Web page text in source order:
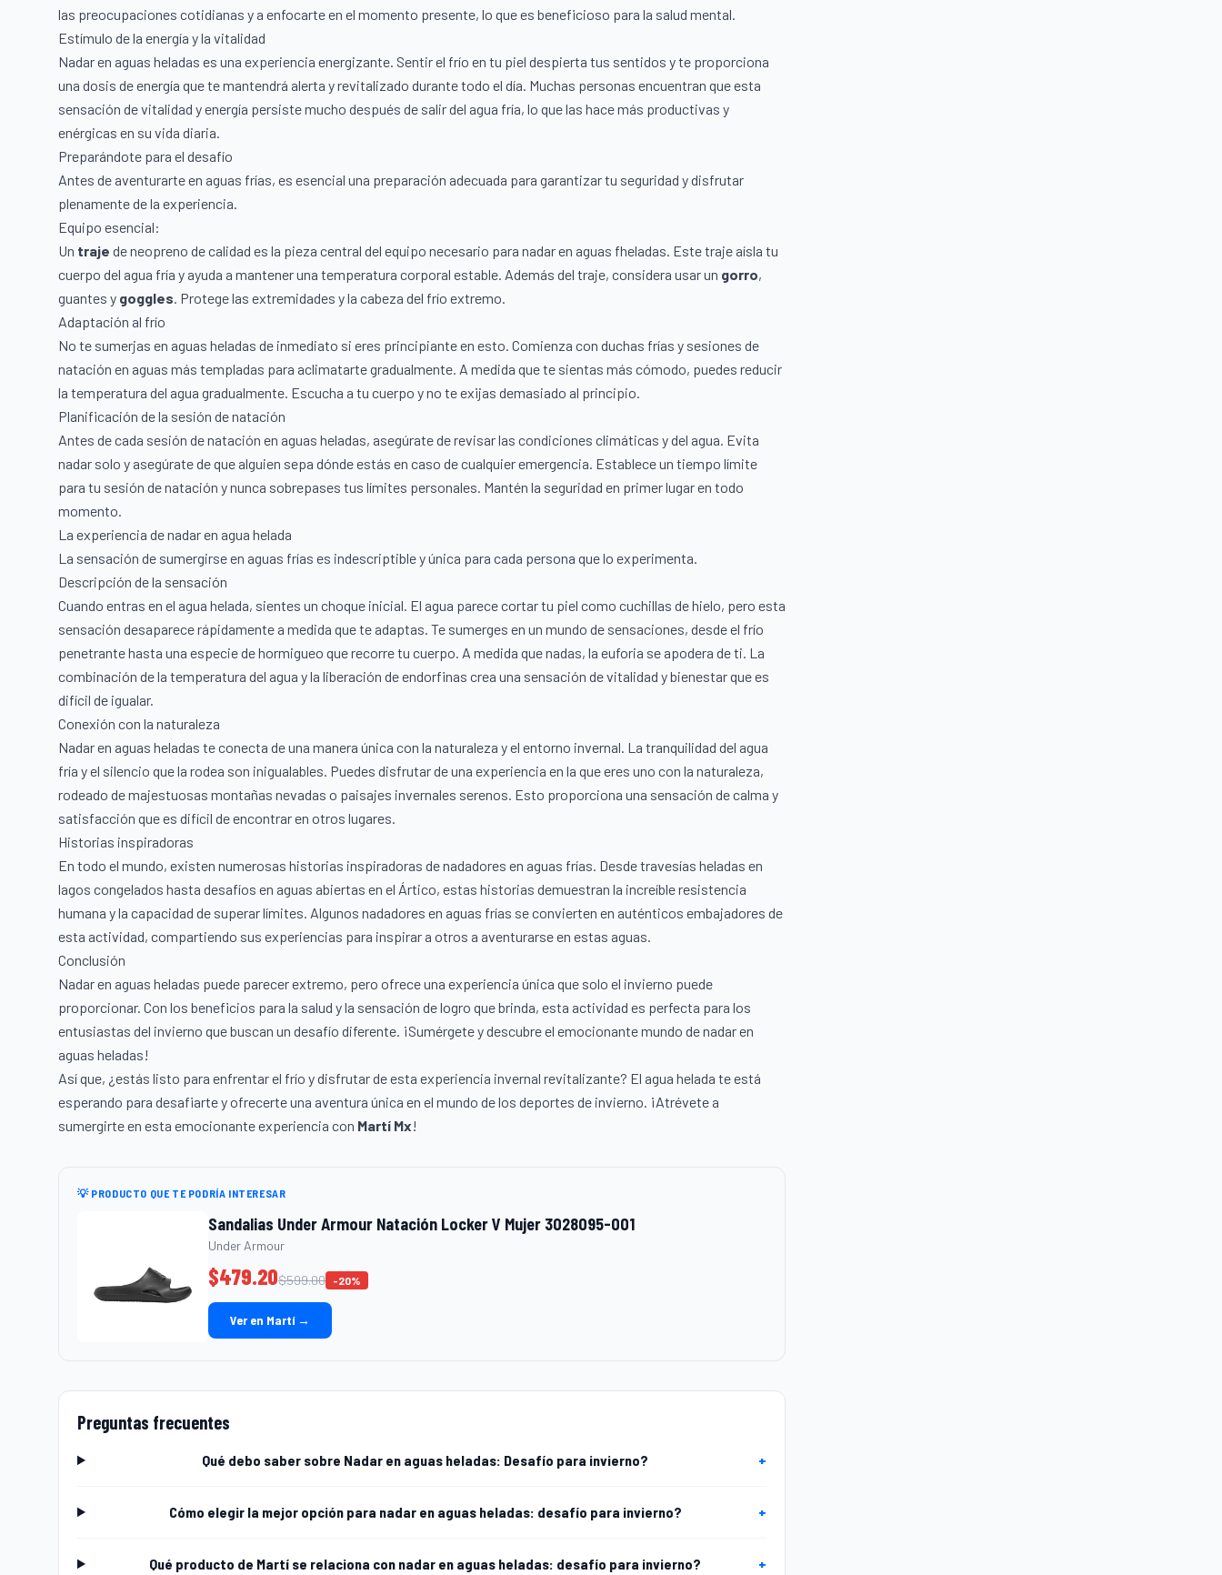
las preocupaciones cotidianas y a enfocarte en el momento presente, lo que es beneficioso para la salud mental.
Estímulo de la energía y la vitalidad
Nadar en aguas heladas es una experiencia energizante. Sentir el frío en tu piel despierta tus sentidos y te proporciona
una dosis de energía que te mantendrá alerta y revitalizado durante todo el día. Muchas personas encuentran que esta
sensación de vitalidad y energía persiste mucho después de salir del agua fría, lo que las hace más productivas y
enérgicas en su vida diaria.
Preparándote para el desafío
Antes de aventurarte en aguas frías, es esencial una preparación adecuada para garantizar tu seguridad y disfrutar
plenamente de la experiencia.
Equipo esencial:
Un traje de neopreno de calidad es la pieza central del equipo necesario para nadar en aguas fheladas. Este traje aísla tu
cuerpo del agua fría y ayuda a mantener una temperatura corporal estable. Además del traje, considera usar un gorro,
guantes y goggles. Protege las extremidades y la cabeza del frío extremo.
Adaptación al frío
No te sumerjas en aguas heladas de inmediato si eres principiante en esto. Comienza con duchas frías y sesiones de
natación en aguas más templadas para aclimatarte gradualmente. A medida que te sientas más cómodo, puedes reducir
la temperatura del agua gradualmente. Escucha a tu cuerpo y no te exijas demasiado al principio.
Planificación de la sesión de natación
Antes de cada sesión de natación en aguas heladas, asegúrate de revisar las condiciones climáticas y del agua. Evita
nadar solo y asegúrate de que alguien sepa dónde estás en caso de cualquier emergencia. Establece un tiempo límite
para tu sesión de natación y nunca sobrepases tus límites personales. Mantén la seguridad en primer lugar en todo
momento.
La experiencia de nadar en agua helada
La sensación de sumergirse en aguas frías es indescriptible y única para cada persona que lo experimenta.
Descripción de la sensación
Cuando entras en el agua helada, sientes un choque inicial. El agua parece cortar tu piel como cuchillas de hielo, pero esta
sensación desaparece rápidamente a medida que te adaptas. Te sumerges en un mundo de sensaciones, desde el frío
penetrante hasta una especie de hormigueo que recorre tu cuerpo. A medida que nadas, la euforia se apodera de ti. La
combinación de la temperatura del agua y la liberación de endorfinas crea una sensación de vitalidad y bienestar que es
difícil de igualar.
Conexión con la naturaleza
Nadar en aguas heladas te conecta de una manera única con la naturaleza y el entorno invernal. La tranquilidad del agua
fría y el silencio que la rodea son inigualables. Puedes disfrutar de una experiencia en la que eres uno con la naturaleza,
rodeado de majestuosas montañas nevadas o paisajes invernales serenos. Esto proporciona una sensación de calma y
satisfacción que es difícil de encontrar en otros lugares.
Historias inspiradoras
En todo el mundo, existen numerosas historias inspiradoras de nadadores en aguas frías. Desde travesías heladas en
lagos congelados hasta desafíos en aguas abiertas en el Ártico, estas historias demuestran la increíble resistencia
humana y la capacidad de superar límites. Algunos nadadores en aguas frías se convierten en auténticos embajadores de
esta actividad, compartiendo sus experiencias para inspirar a otros a aventurarse en estas aguas.
Conclusión
Nadar en aguas heladas puede parecer extremo, pero ofrece una experiencia única que solo el invierno puede
proporcionar. Con los beneficios para la salud y la sensación de logro que brinda, esta actividad es perfecta para los
entusiastas del invierno que buscan un desafío diferente. ¡Sumérgete y descubre el emocionante mundo de nadar en
aguas heladas!
Así que, ¿estás listo para enfrentar el frío y disfrutar de esta experiencia invernal revitalizante? El agua helada te está
esperando para desafiarte y ofrecerte una aventura única en el mundo de los deportes de invierno. ¡Atrévete a
sumergirte en esta emocionante experiencia con Martí Mx!
💡 PRODUCTO QUE TE PODRÍA INTERESAR
Sandalias Under Armour Natación Locker V Mujer 3028095-001
Under Armour
$479.20$599.00 -20%
Ver en Martí →
Preguntas frecuentes
Qué debo saber sobre Nadar en aguas heladas: Desafío para invierno? +
Cómo elegir la mejor opción para nadar en aguas heladas: desafío para invierno? +
Qué producto de Martí se relaciona con nadar en aguas heladas: desafío para invierno? +